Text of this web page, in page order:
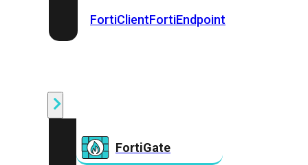
FortiClientFortiEndpoint
FortiGate